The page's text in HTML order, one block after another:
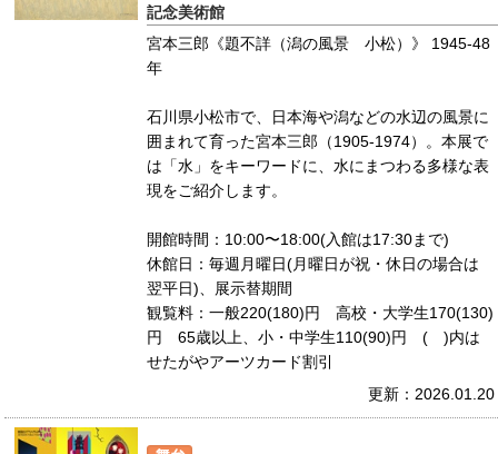
記念美術館
宮本三郎《題不詳（潟の風景 小松）》 1945-48
年
石川県小松市で、日本海や潟などの水辺の風景に
囲まれて育った宮本三郎（1905-1974）。本展で
は「水」をキーワードに、水にまつわる多様な表
現をご紹介します。
開館時間：10:00〜18:00(入館は17:30まで)
休館日：毎週月曜日(月曜日が祝・休日の場合は
翌平日)、展示替期間
観覧料：一般220(180)円 高校・大学生170(130)
円 65歳以上、小・中学生110(90)円 ( )内は
せたがやアーツカード割引
更新：2026.01.20